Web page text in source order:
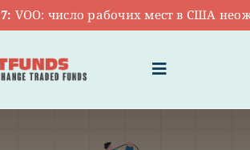
VOO: число рабочих мест в США
Toggle
Navigation